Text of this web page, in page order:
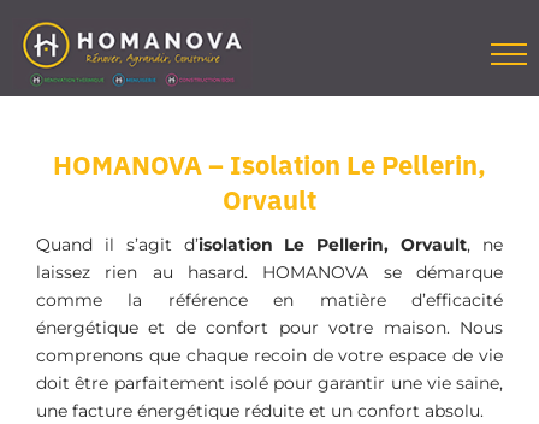
contenu
HOMANOVA – Isolation Le Pellerin,
Orvault
Quand il s’agit d’isolation Le Pellerin, Orvault, ne
laissez rien au hasard. HOMANOVA se démarque
comme la référence en matière d’efficacité
énergétique et de confort pour votre maison. Nous
comprenons que chaque recoin de votre espace de vie
doit être parfaitement isolé pour garantir une vie saine,
une facture énergétique réduite et un confort absolu.